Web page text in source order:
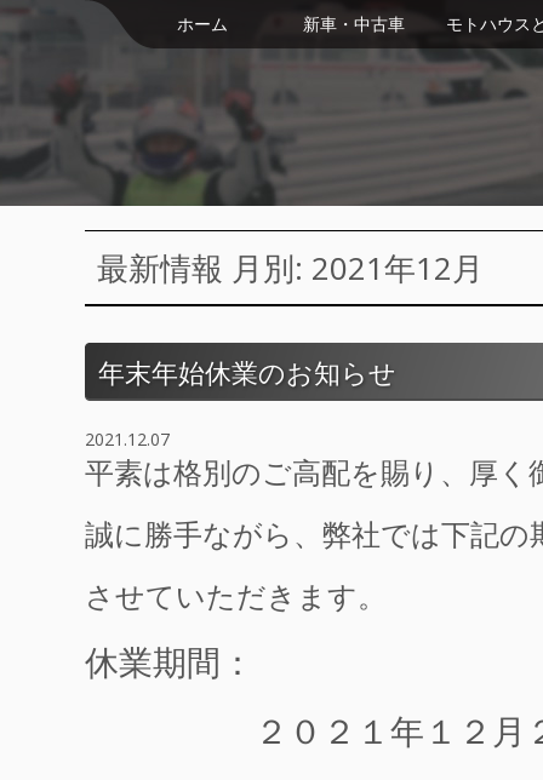
ホーム 新車・中古車 モトハウス
最新情報 月別: 2021年12月
年末年始休業のお知らせ
2021.12.07
平素は格別のご高配を賜り、厚く
誠に勝手ながら、弊社では下記の
させていただきます。
休業期間：
２０２１年１２月２